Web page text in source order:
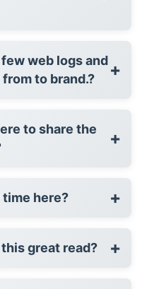
web logs and
to brand.?
+
+
time here? +
great read? +